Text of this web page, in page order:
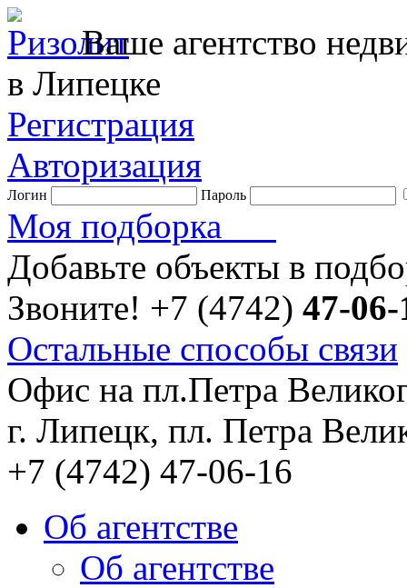
Ваше агентство
в Липецке
Регистрация
Авторизация
Логин Пароль
Моя подборка
Добавьте объекты в
Звоните! +7 (4742) 47-06-
Остальные способы связи
Офис на пл.Петра
г. Липецк, пл. Петра
+7 (4742) 47-06-16
Об агентстве
Об агентстве